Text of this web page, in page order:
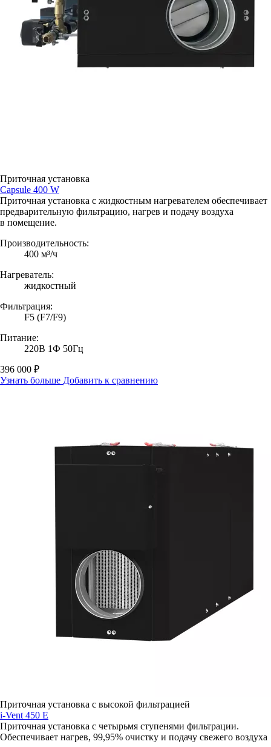
Приточная установка
Capsule 400 W
Приточная установка с жидкостным нагревателем обеспечивает
предварительную фильтрацию, нагрев и подачу воздуха
в помещение.
Производительность:
400 м³/ч
Нагреватель:
жидкостный
Фильтрация:
F5 (F7/F9)
Питание:
220В 1Ф 50Гц
396 000 ₽
Узнать больше Добавить к сравнению
Приточная установка с высокой фильтрацией
i-Vent 450 E
Приточная установка с четырьмя ступенями фильтрации.
Обеспечивает нагрев, 99,95% очистку и подачу свежего воздуха